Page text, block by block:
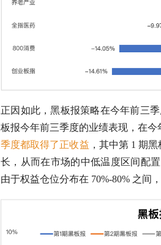
正因如此，黑板报策略在今年前三
板报今年前三季度的业绩表现，在今
季度都取得了正收益 ，其中第 1 期
长，从而在市场的中低温度区间配
由于权益仓位分布在 70%-80% 之间